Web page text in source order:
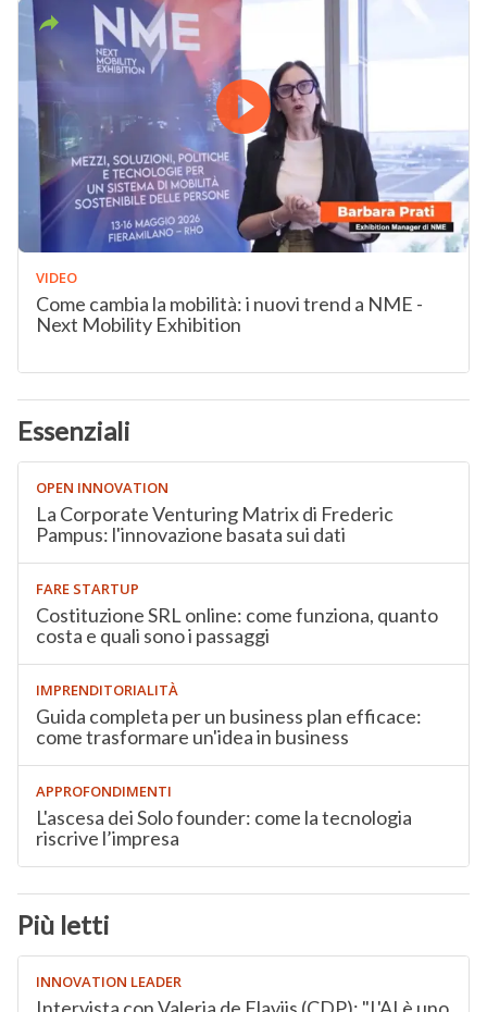
VIDEO
Come cambia la mobilità: i nuovi trend a NME -
Next Mobility Exhibition
Essenziali
OPEN INNOVATION
La Corporate Venturing Matrix di Frederic
Pampus: l'innovazione basata sui dati
FARE STARTUP
Costituzione SRL online: come funziona, quanto
costa e quali sono i passaggi
IMPRENDITORIALITÀ
Guida completa per un business plan efficace:
come trasformare un'idea in business
APPROFONDIMENTI
L'ascesa dei Solo founder: come la tecnologia
riscrive l’impresa
Più letti
INNOVATION LEADER